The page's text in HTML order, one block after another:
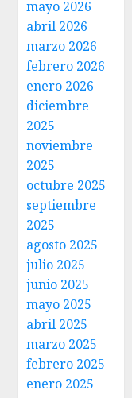
mayo 2026
abril 2026
marzo 2026
febrero 2026
enero 2026
diciembre
2025
noviembre
2025
octubre 2025
septiembre
2025
agosto 2025
julio 2025
junio 2025
mayo 2025
abril 2025
marzo 2025
febrero 2025
enero 2025